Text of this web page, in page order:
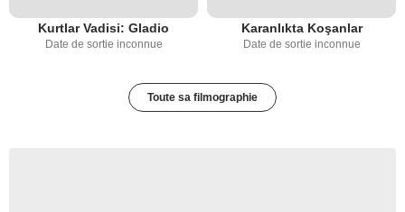
Kurtlar Vadisi: Gladio
Date de sortie inconnue
Karanlıkta Koşanlar
Date de sortie inconnue
Toute sa filmographie